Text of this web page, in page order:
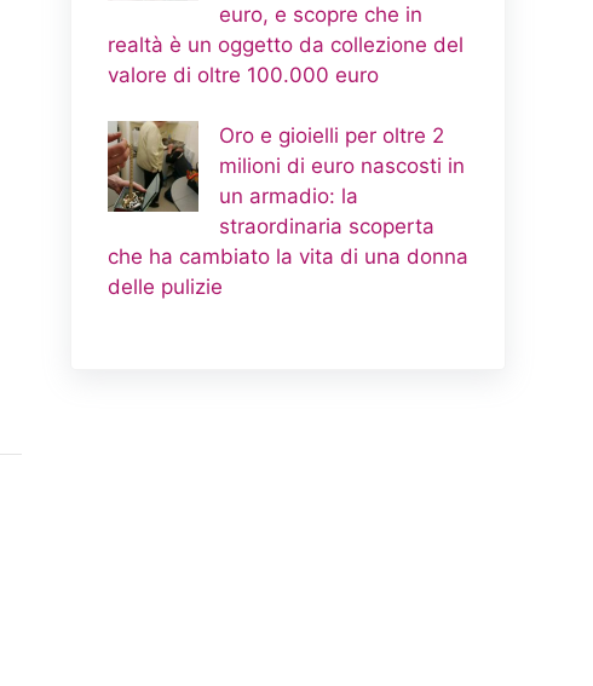
euro, e scopre che in
realtà è un oggetto da collezione del
valore di oltre 100.000 euro
Oro e gioielli per oltre 2
milioni di euro nascosti in
un armadio: la
straordinaria scoperta
che ha cambiato la vita di una donna
delle pulizie